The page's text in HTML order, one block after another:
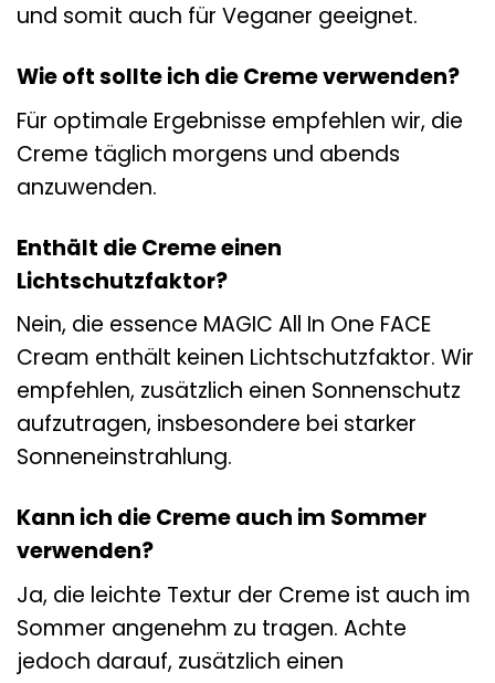
und somit auch für Veganer geeignet.
Wie oft sollte ich die Creme verwenden?
Für optimale Ergebnisse empfehlen wir, die
Creme täglich morgens und abends
anzuwenden.
Enthält die Creme einen
Lichtschutzfaktor?
Nein, die essence MAGIC All In One FACE
Cream enthält keinen Lichtschutzfaktor. Wir
empfehlen, zusätzlich einen Sonnenschutz
aufzutragen, insbesondere bei starker
Sonneneinstrahlung.
Kann ich die Creme auch im Sommer
verwenden?
Ja, die leichte Textur der Creme ist auch im
Sommer angenehm zu tragen. Achte
jedoch darauf, zusätzlich einen